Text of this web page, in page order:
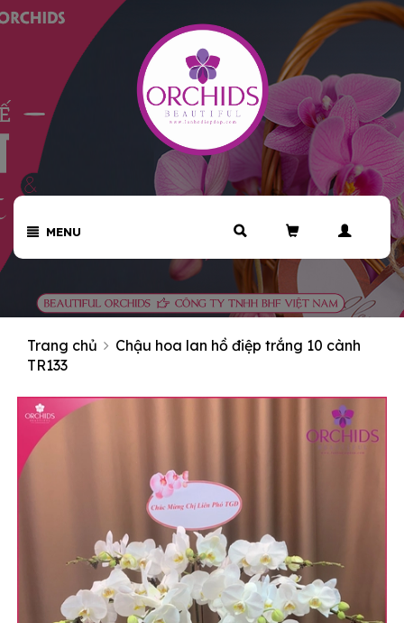
MENU
Trang chủ
Chậu hoa lan hồ điệp trắng 10 cành
TR133